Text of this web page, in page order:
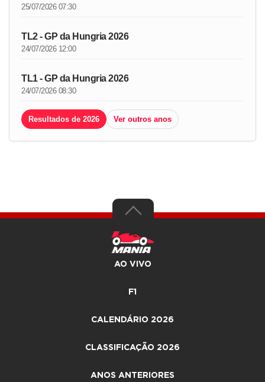
25/07/2026 07:30
TL2 - GP da Hungria 2026
24/07/2026 12:00
TL1 - GP da Hungria 2026
24/07/2026 08:30
Resultados de 2026 Ver outros anos
AO VIVO
F1
CALENDÁRIO 2026
CLASSIFICAÇÃO 2026
ANOS ANTERIORES